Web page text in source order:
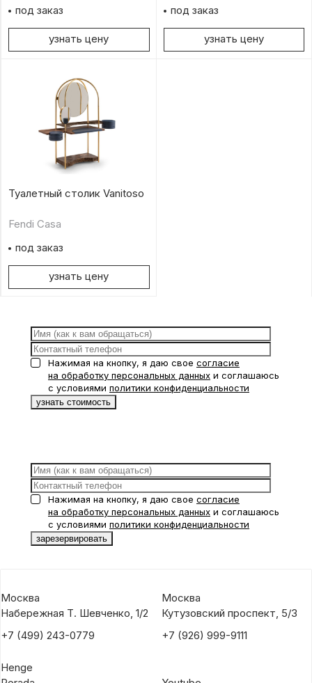
под заказ
узнать цену
под заказ
узнать цену
Туалетный столик Vanitoso
Fendi Casa
под заказ
узнать цену
Нажимая на кнопку, я даю свое согласие
на обработку персональных данных и соглашаюсь
с условиями политики конфиденциальности
Нажимая на кнопку, я даю свое согласие
на обработку персональных данных и соглашаюсь
с условиями политики конфиденциальности
Москва
Набережная Т. Шевченко, 1/2
+7 (499) 243-0779
Москва
Кутузовский проспект, 5/3
+7 (926) 999-9111
Henge